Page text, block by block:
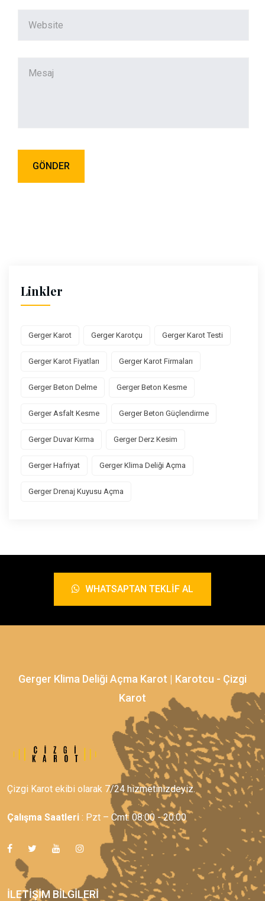
Linkler
Gerger Karot Gerger Karotçu Gerger Karot Testi
Gerger Karot Fiyatları Gerger Karot Firmaları
Gerger Beton Delme Gerger Beton Kesme
Gerger Asfalt Kesme Gerger Beton Güçlendirme
Gerger Duvar Kırma Gerger Derz Kesim
Gerger Hafriyat Gerger Klima Deliği Açma
Gerger Drenaj Kuyusu Açma
WHATSAPTAN TEKLIF AL
Gerger Klima Deliği Açma Karot | Karotcu - Çizgi
Karot
Çizgi Karot ekibi olarak 7/24 hizmetinizdeyiz.
Çalışma Saatleri : Pzt – Cmt: 08:00 - 20:00
İLETIŞIM BILGILERI